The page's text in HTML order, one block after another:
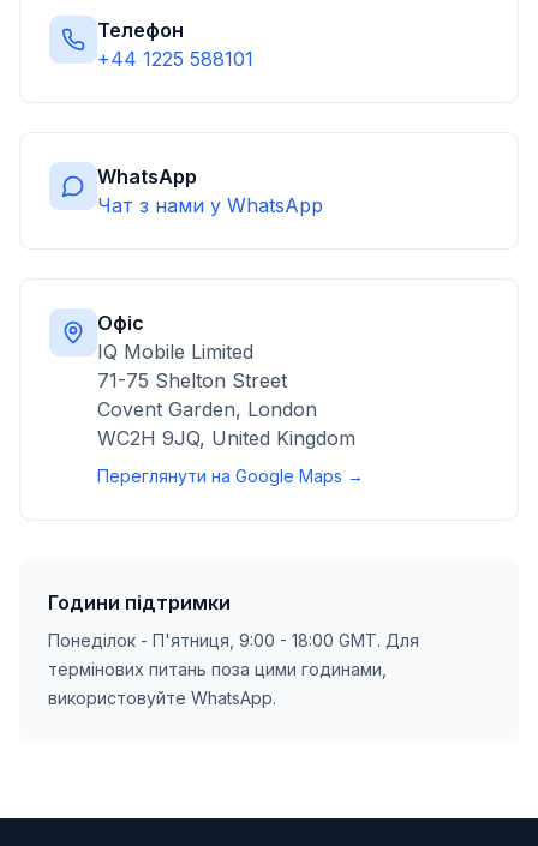
Телефон
+44 1225 588101
WhatsApp
Чат з нами у WhatsApp
Офіс
IQ Mobile Limited
71-75 Shelton Street
Covent Garden, London
WC2H 9JQ, United Kingdom
Переглянути на Google Maps →
Години підтримки
Понеділок - П'ятниця, 9:00 - 18:00 GMT. Для
термінових питань поза цими годинами,
використовуйте WhatsApp.